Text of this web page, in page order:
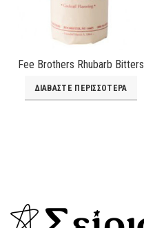
Fee Brothers Rhubarb Bitters
ΔΙΑΒΆΣΤΕ ΠΕΡΙΣΣΌΤΕΡΑ